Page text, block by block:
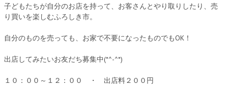
子どもたちが自分のお店を持って、お客さんとやり取りしたり、売
り買いを楽しむふろしき市。
自分のものを売っても、お家で不要になったものでもOK！
出店してみたいお友だち募集中(*^-^*)
１０：００～１２：００ ・ 出店料２００円